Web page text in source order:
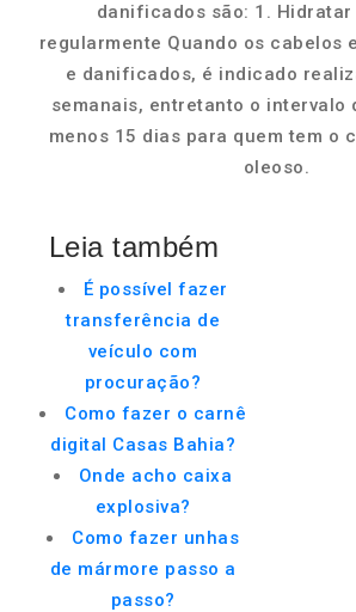
danificados são: 1.
regularmente Quando os cabelos
e danificados, é indicado
semanais, entretanto o intervalo
menos 15 dias para quem tem o
oleoso.
Leia também
É possível fazer
transferência de
veículo com
procuração?
Como fazer o carnê
digital Casas Bahia?
Onde acho caixa
explosiva?
Como fazer unhas
de mármore passo a
passo?